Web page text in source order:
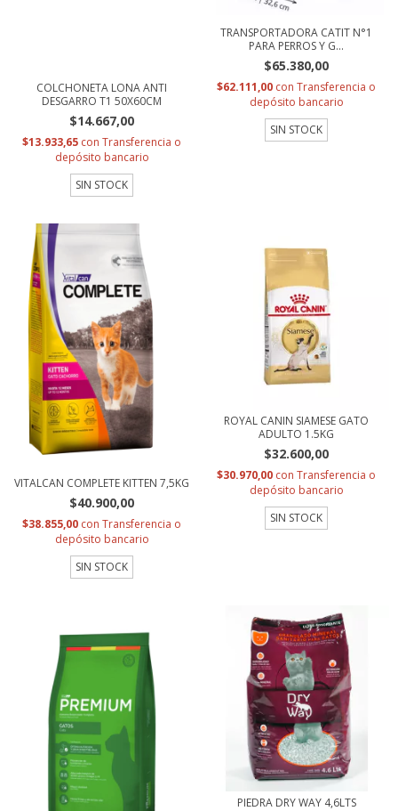
COLCHONETA LONA ANTI
DESGARRO T1 50X60CM
$14.667,00
$13.933,65 con Transferencia o
depósito bancario
SIN STOCK
TRANSPORTADORA CATIT N°1
PARA PERROS Y G...
$65.380,00
$62.111,00 con Transferencia o
depósito bancario
SIN STOCK
VITALCAN COMPLETE KITTEN 7,5KG
$40.900,00
$38.855,00 con Transferencia o
depósito bancario
SIN STOCK
ROYAL CANIN SIAMESE GATO
ADULTO 1.5KG
$32.600,00
$30.970,00 con Transferencia o
depósito bancario
SIN STOCK
PIEDRA DRY WAY 4,6LTS